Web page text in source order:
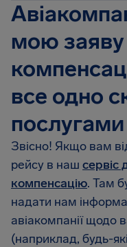
мою заяву
все одно
Звісно! Якщо вам
рейсу в наш сервіс
компенсацію. Там
надати нам
авіакомпанії щодо
(наприклад, будь-